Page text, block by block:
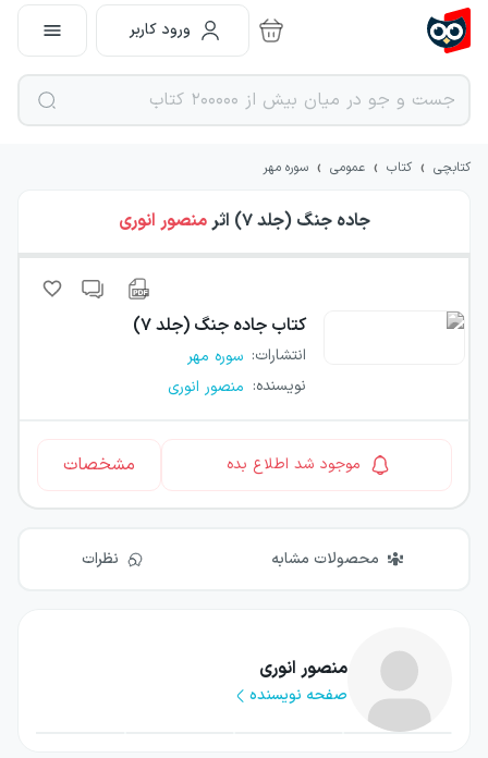
ورود کاربر
کتابچی › کتاب › عمومی › سوره مهر
جاده جنگ (جلد ۷) اثرمنصور انوری
کتاب جاده جنگ (جلد ۷)
انتشارات: سوره مهر
نویسنده: منصور انوری
موجود شد اطلاع بده مشخصات
محصولات مشابه نظرات
منصور انوری
صفحه نویسنده